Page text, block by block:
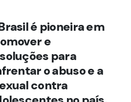
é pioneira em
e
para
o abuso e a
contra